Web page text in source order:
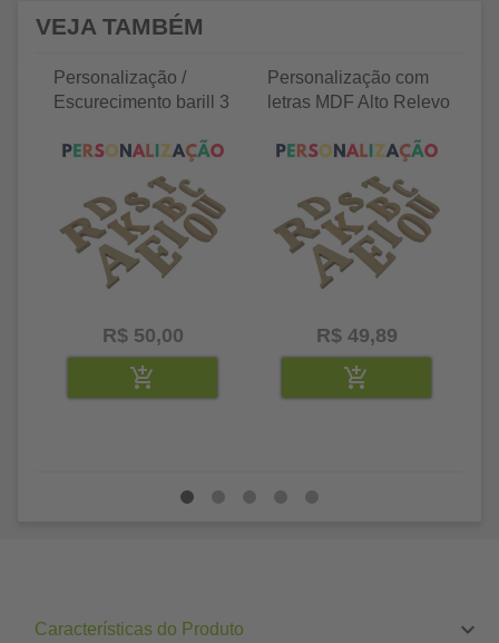
VEJA TAMBÉM
Personalização /
Escurecimento barill 3
R$ 50,00
Personalização com
letras MDF Alto Relevo
R$ 49,89
Características do Produto